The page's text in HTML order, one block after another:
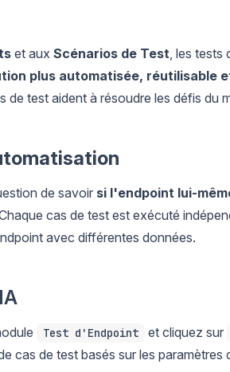
et aux Scénarios de Test , les
plus automatisée, réutilisable
test aident à résoudre les défis du
de savoir si l'endpoint lui-
cas de test est exécuté
avec différentes données.
Test d'Endpoint et cliquez sur
cas de test basés sur les